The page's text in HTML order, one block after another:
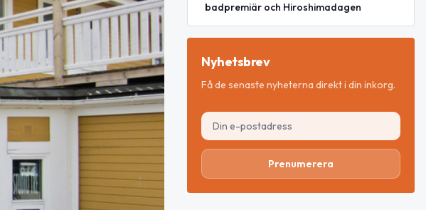
badpremiär och Hiroshimadagen
Nyhetsbrev
Få de senaste nyheterna direkt i din inkorg.
Prenumerera